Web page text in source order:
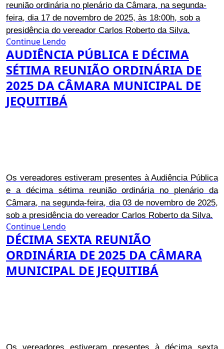
reunião ordinária no plenário da Câmara, na segunda-
feira, dia 17 de novembro de 2025, às 18:00h, sob a
presidência do vereador Carlos Roberto da Silva.
Continue Lendo
AUDIÊNCIA PÚBLICA E DÉCIMA
SÉTIMA REUNIÃO ORDINÁRIA DE
2025 DA CÂMARA MUNICIPAL DE
JEQUITIBÁ
Os vereadores estiveram presentes à Audiência Pública
e a décima sétima reunião ordinária no plenário da
Câmara, na segunda-feira, dia 03 de novembro de 2025,
sob a presidência do vereador Carlos Roberto da Silva.
Continue Lendo
DÉCIMA SEXTA REUNIÃO
ORDINÁRIA DE 2025 DA CÂMARA
MUNICIPAL DE JEQUITIBÁ